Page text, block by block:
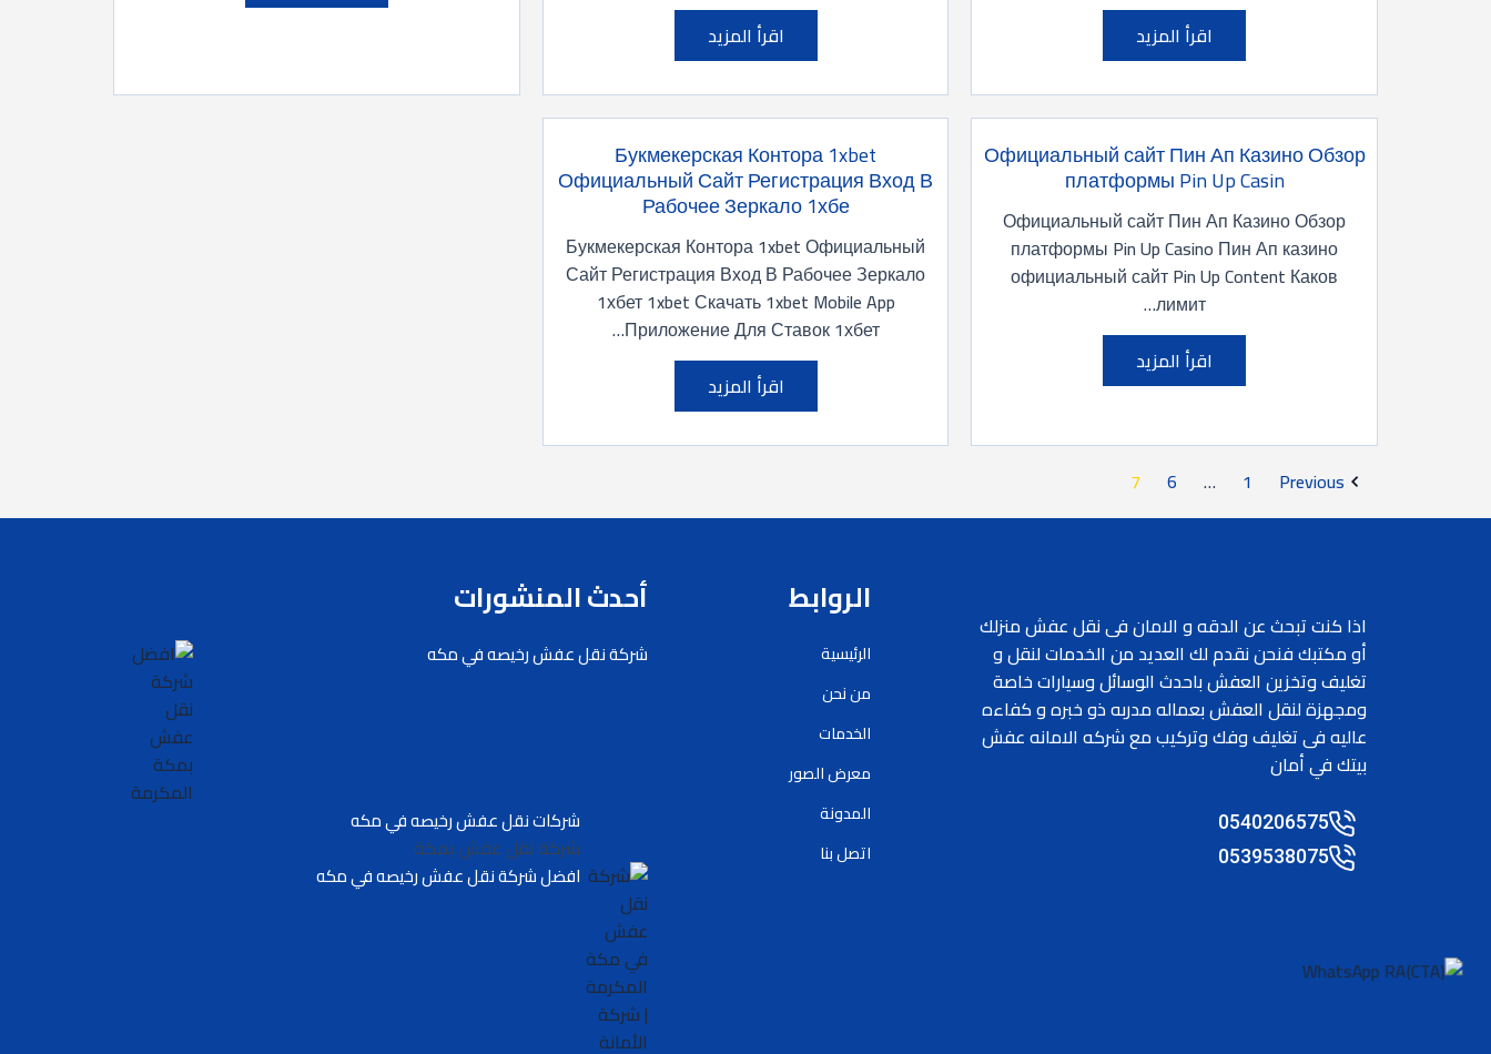
اقرأ المزيد
اقرأ المزيد
Официальный сайт Пин Ап Казино Обзор
платформы Pin Up Casin
Официальный сайт Пин Ап Казино Обзор
платформы Pin Up Casino Пин Ап казино
официальный сайт Pin Up Content Каков
лимит…
اقرأ المزيد
Букмекерская Контора 1xbet
Официальный Сайт Регистрация Вход В
Рабочее Зеркало 1хбе
Букмекерская Контора 1xbet Официальный
Сайт Регистрация Вход В Рабочее Зеркало
1хбет 1xbet Скачать 1xbet Mobile App
Приложение Для Ставок 1хбет…
اقرأ المزيد
Previous
1
…
6
7
اذا كنت تبحث عن الدقه و الامان فى نقل عفش منزلك
أو مكتبك فنحن نقدم لك العديد من الخدمات لنقل و
تغليف وتخزين العفش باحدث الوسائل وسيارات خاصة
ومجهزة لنقل العفش بعماله مدربه ذو خبره و كفاءه
عاليه فى تغليف وفك وتركيب مع شركه الامانه عفش
بيتك في أمان
0540206575
0539538075
الروابط
الرئيسية
من نحن
الخدمات
معرض الصور
المدونة
اتصل بنا
أحدث المنشورات
شركة نقل عفش رخيصه في مكه
شركات نقل عفش رخيصه في مكه
شركة نقل عفش بمكة
افضل شركة نقل عفش رخيصه في مكه